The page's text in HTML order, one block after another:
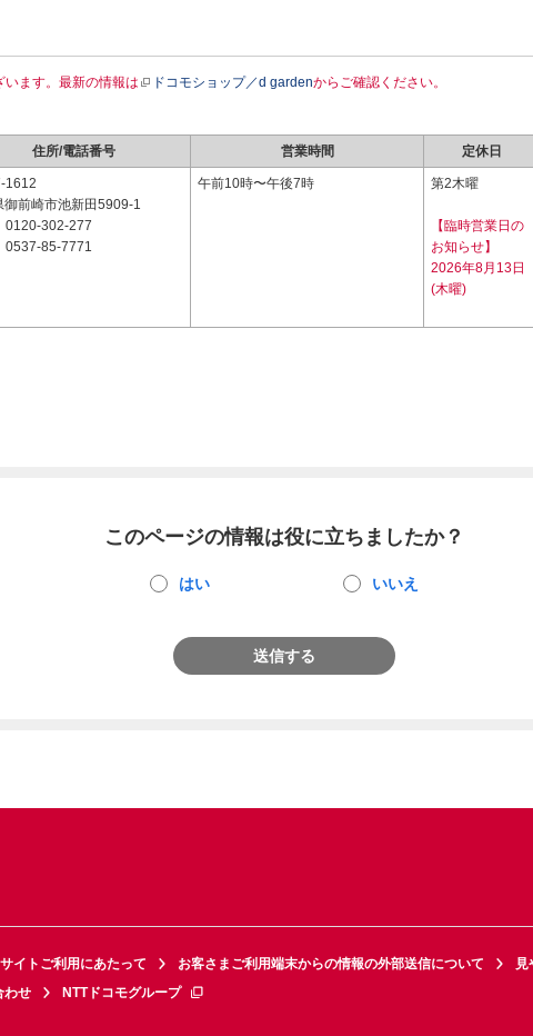
ます。最新の情報は ドコモショップ／d gardenからご確認ください。
住所/電話番号 営業時間 定休日
1612
御前崎市池新田5909-1
0120-302-277
0537-85-7771
午前10時〜午後7時 第2木曜
【臨時営業日の
お知らせ】
2026年8月13日
(木曜)
このページの情報は役に立ちましたか？
はい いいえ
送信する
サイトご利用にあたって お客さまご利用端末からの情報の外部送信について
見
わせ NTTドコモグループ